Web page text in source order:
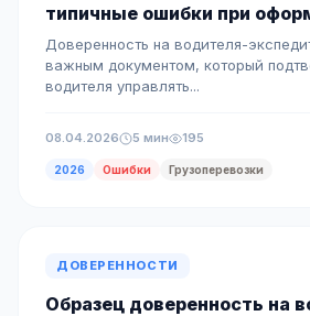
типичные ошибки при
Доверенность на водителя-
важным документом, который
водителя управлять...
08.04.2026 5 мин 195
2026 Ошибки Грузоперевозки
ДОВЕРЕННОСТИ
Образец доверенность на